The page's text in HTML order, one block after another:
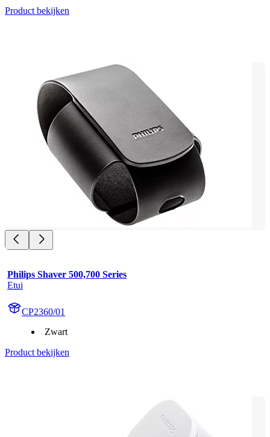
Product bekijken
Philips Shaver 500,700 Series
Etui
CP2360/01
Zwart
Product bekijken